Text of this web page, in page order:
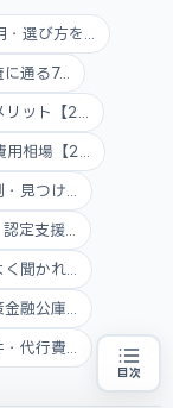
目次
選び方を...
通る7...
ット【2...
相場【2...
見つけ...
定支援...
聞かれ...
融公庫...
代行費...